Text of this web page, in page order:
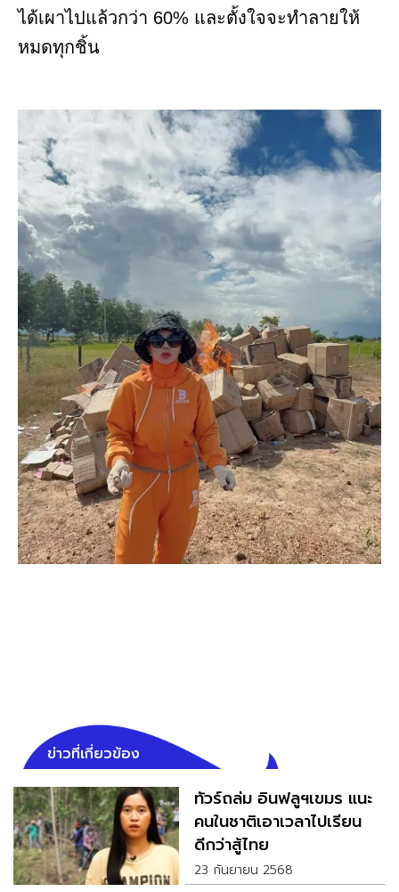
ได้เผาไปแล้วกว่า 60% และตั้งใจจะทำลายให้
หมดทุกชิ้น
ข่าวที่เกี่ยวข้อง
ทัวร์ถล่ม อินฟลูฯเขมร แนะ
คนในชาติเอาเวลาไปเรียน
ดีกว่าสู้ไทย
23 กันยายน 2568